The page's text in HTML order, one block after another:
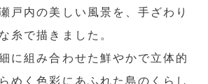
戸内の美しい風景を、手ざわり
糸で描きました。
に組み合わせた鮮やかで立体的
めく色彩にあふれた島のくらし